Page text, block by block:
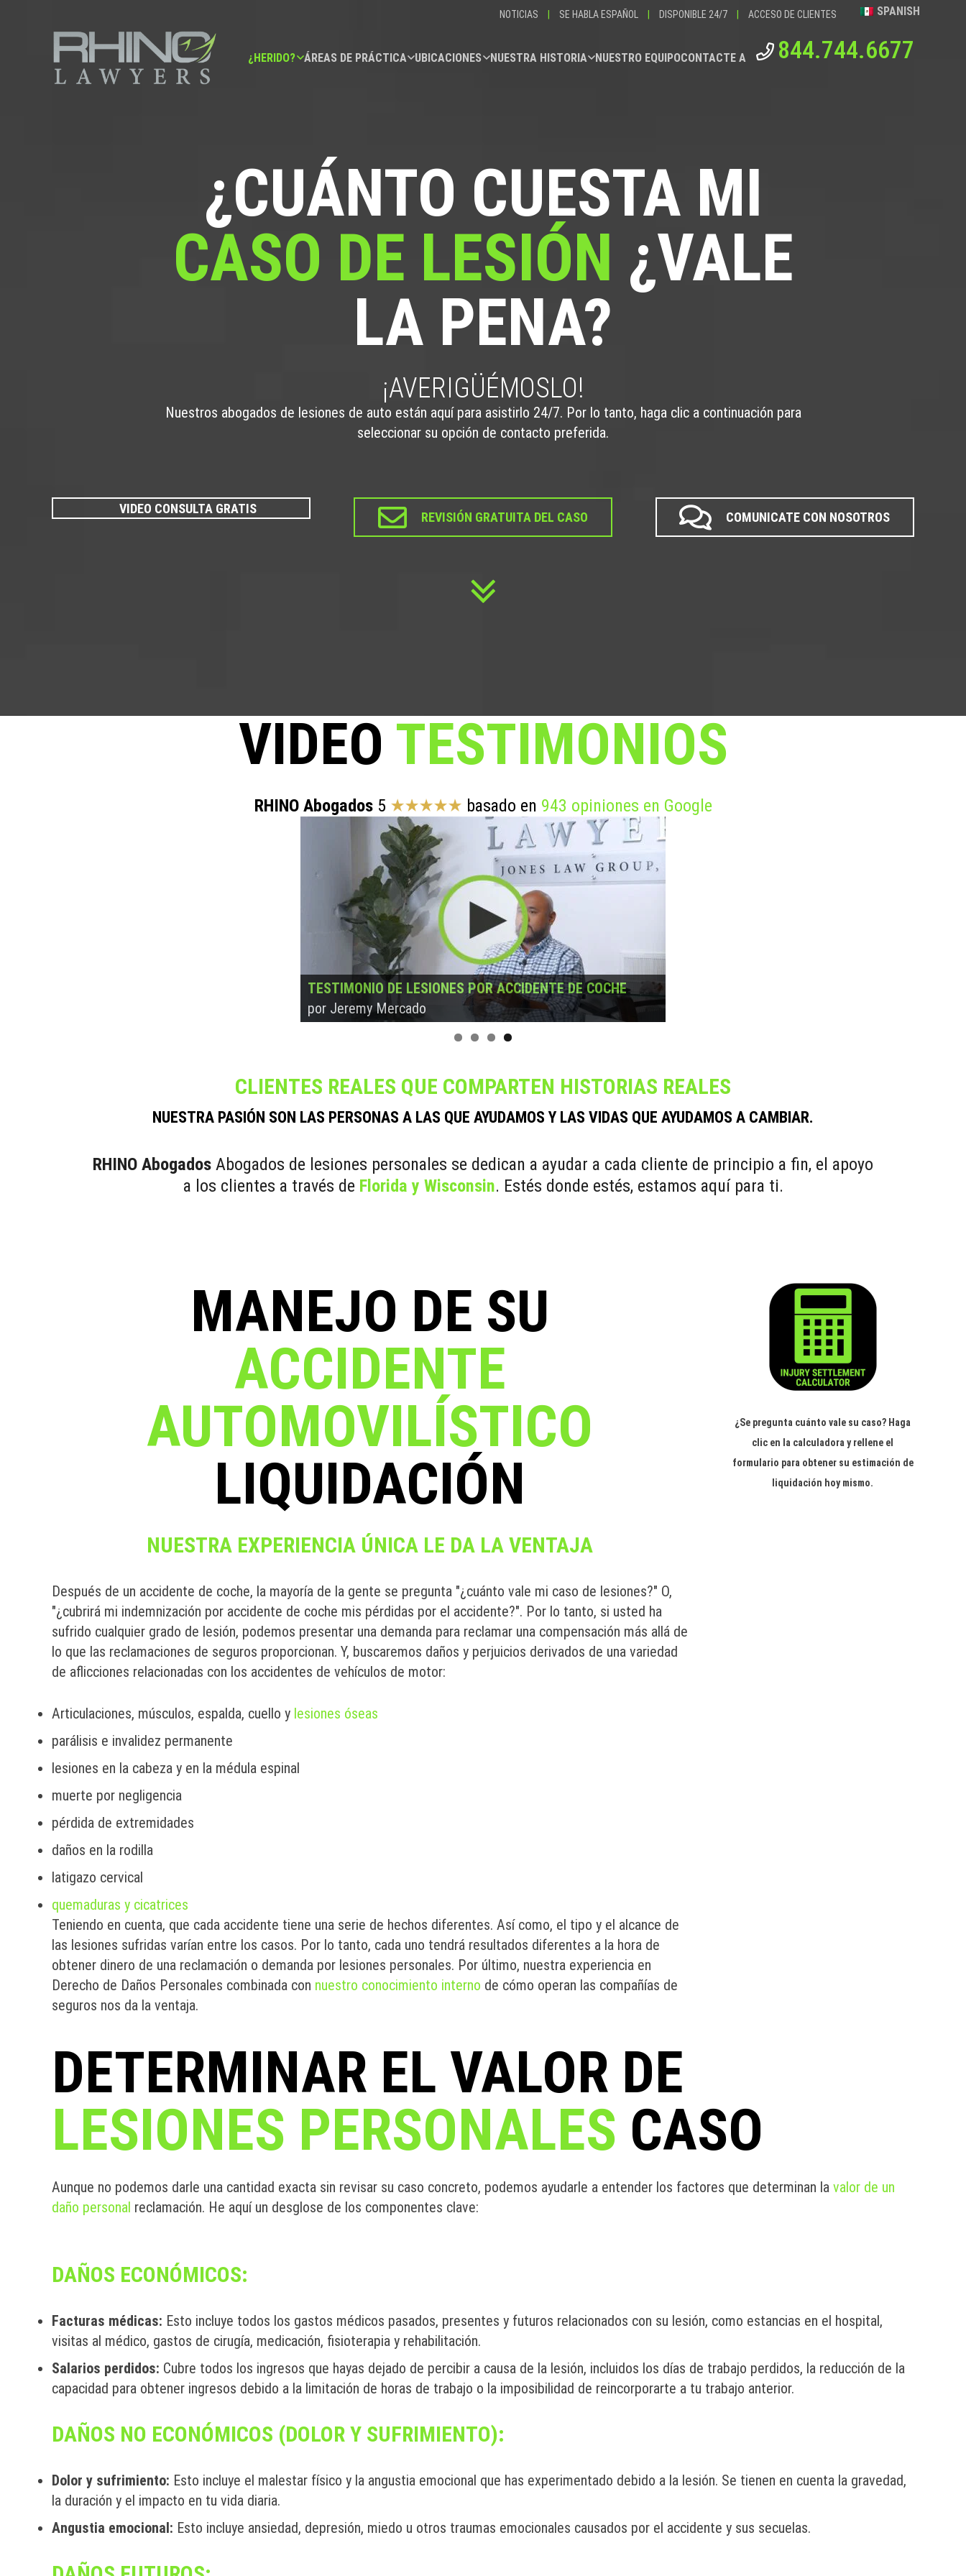
NOTICIAS | SE HABLA ESPAÑOL | DISPONIBLE 24/7 | ACCESO DE CLIENTES SPANISH
¿HERIDO? ÁREAS DE PRÁCTICA UBICACIONES NUESTRA HISTORIA NUESTRO EQUIPOCONTACTE A 844.744.6677
¿CUÁNTO CUESTA MI
CASO DE LESIÓN ¿VALE
LA PENA?
¡AVERIGÜÉMOSLO!
Nuestros abogados de lesiones de auto están aquí para asistirlo 24/7. Por lo tanto, haga clic a continuación para
seleccionar su opción de contacto preferida.
VIDEO CONSULTA GRATIS
REVISIÓN GRATUITA DEL CASO COMUNICATE CON NOSOTROS
VIDEO TESTIMONIOS
RHINO Abogados5 basado en 943 opiniones en Google
TESTIMONIO DE LESIONES POR ACCIDENTE DE COCHE
por Chris Rogers
TESTIMONIO DE LESIONES POR ACCIDENTE DE COCHE
por Liz & Germain
TESTIMONIO DE LESIONES POR ACCIDENTE DE COCHE
por Mark Nunez
TESTIMONIO DE LESIONES POR ACCIDENTE DE COCHE
por Jeremy Mercado
CLIENTES REALES QUE COMPARTEN HISTORIAS REALES
NUESTRA PASIÓN SON LAS PERSONAS A LAS QUE AYUDAMOS Y LAS VIDAS QUE AYUDAMOS A CAMBIAR.
RHINO Abogados Abogados de lesiones personales se dedican a ayudar a cada cliente de principio a fin, el apoyo
a los clientes a través de Florida y Wisconsin. Estés donde estés, estamos aquí para ti.
MANEJO DE SU
ACCIDENTE
AUTOMOVILÍSTICO
LIQUIDACIÓN
NUESTRA EXPERIENCIA ÚNICA LE DA LA VENTAJA
Después de un accidente de coche, la mayoría de la gente se pregunta "¿cuánto vale mi caso de lesiones?" O,
"¿cubrirá mi indemnización por accidente de coche mis pérdidas por el accidente?". Por lo tanto, si usted ha
sufrido cualquier grado de lesión, podemos presentar una demanda para reclamar una compensación más allá de
lo que las reclamaciones de seguros proporcionan. Y, buscaremos daños y perjuicios derivados de una variedad
de aflicciones relacionadas con los accidentes de vehículos de motor:
Articulaciones, músculos, espalda, cuello y lesiones óseas
parálisis e invalidez permanente
lesiones en la cabeza y en la médula espinal
muerte por negligencia
pérdida de extremidades
daños en la rodilla
latigazo cervical
quemaduras y cicatrices
Teniendo en cuenta, que cada accidente tiene una serie de hechos diferentes. Así como, el tipo y el alcance de
las lesiones sufridas varían entre los casos. Por lo tanto, cada uno tendrá resultados diferentes a la hora de
obtener dinero de una reclamación o demanda por lesiones personales. Por último, nuestra experiencia en
Derecho de Daños Personales combinada con nuestro conocimiento interno de cómo operan las compañías de
seguros nos da la ventaja.
¿Se pregunta cuánto vale su caso? Haga
clic en la calculadora y rellene el
formulario para obtener su estimación de
liquidación hoy mismo.
DETERMINAR EL VALOR DE
LESIONES PERSONALES CASO
Aunque no podemos darle una cantidad exacta sin revisar su caso concreto, podemos ayudarle a entender los factores que determinan la valor de un
daño personal reclamación. He aquí un desglose de los componentes clave:
DAÑOS ECONÓMICOS:
Facturas médicas: Esto incluye todos los gastos médicos pasados, presentes y futuros relacionados con su lesión, como estancias en el hospital,
visitas al médico, gastos de cirugía, medicación, fisioterapia y rehabilitación.
Salarios perdidos: Cubre todos los ingresos que hayas dejado de percibir a causa de la lesión, incluidos los días de trabajo perdidos, la reducción de la
capacidad para obtener ingresos debido a la limitación de horas de trabajo o la imposibilidad de reincorporarte a tu trabajo anterior.
DAÑOS NO ECONÓMICOS (DOLOR Y SUFRIMIENTO):
Dolor y sufrimiento: Esto incluye el malestar físico y la angustia emocional que has experimentado debido a la lesión. Se tienen en cuenta la gravedad,
la duración y el impacto en tu vida diaria.
Angustia emocional: Esto incluye ansiedad, depresión, miedo u otros traumas emocionales causados por el accidente y sus secuelas.